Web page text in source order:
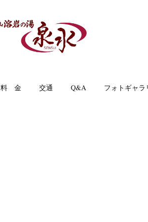
料 金 交通 Q&A フォトギャラ